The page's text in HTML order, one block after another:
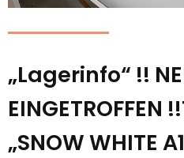
„Lagerinfo“ !!
EINGETROFFEN
„SNOW WHITE